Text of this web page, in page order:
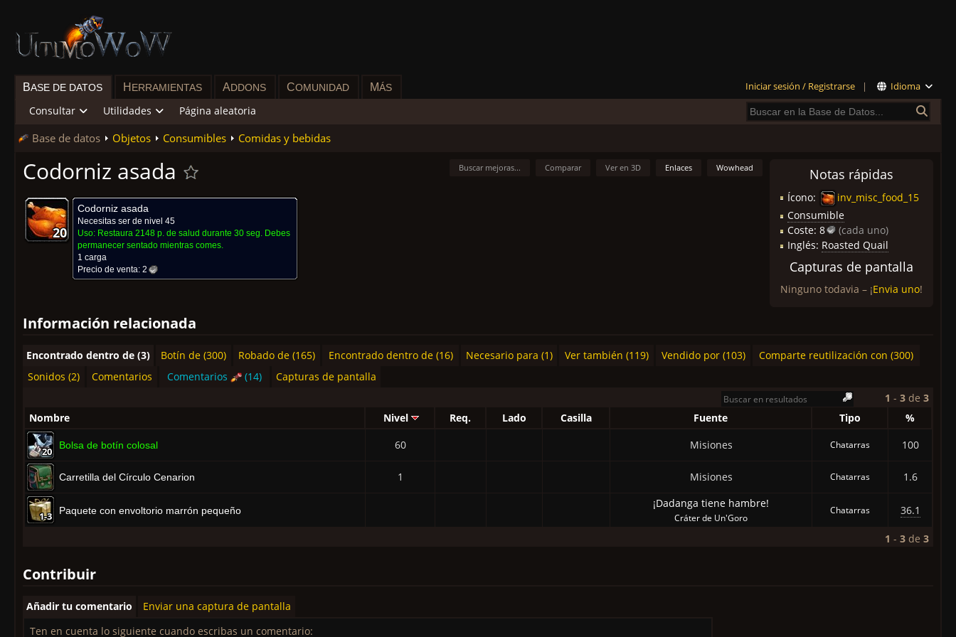
Iniciar sesión / Registrarse | Idioma
BASE DE DATOS H ERRAMIENTAS ADDONS COMUNIDAD MÁS
Consultar Utilidades Página aleatoria
Base de datos Objetos Consumibles Comidas y bebidas
Notas rápidas
Ícono:
inv_misc_food_15
Consumible
Coste: 8
(cada uno)
Inglés: Roasted Quail
Capturas de pantalla
Ninguno todavia – ¡Envia uno!
Wowhead
Enlaces
Ver en 3D
Comparar
Buscar mejoras...
Codorniz asada
20
20
20
20
20
20
20
20
20
Codorniz asada
Necesitas ser de nivel 45
Uso: Restaura 2148 p. de salud durante 30 seg. Debes
permanecer sentado mientras comes.
1 carga
Precio de venta: 2
Información relacionada
Encontrado dentro de (3) Botín de (300) Robado de (165) Encontrado dentro de (16) Necesario para (1) Ver también (119) Vendido por (103)
Comparte reutilización con (300)
Sonidos (2)
Comentarios Comentarios (14)
Capturas de pantalla
1 - 3 de 3
Nombre
Nivel Req. Lado Casilla Fuente Tipo %
20
20
20
20
20
20
20
20
20
Bolsa de botín colosal 60 Misiones Chatarras 100
Carretilla del Círculo Cenarion 1 Misiones Chatarras 1.6
1-3
1-3
1-3
1-3
1-3
1-3
1-3
1-3
1-3 Paquete con envoltorio marrón pequeño
¡Dadanga tiene hambre!
Cráter de Un'Goro
Chatarras 36.1
1 - 3 de 3
Contribuir
Añadir tu comentario
Enviar una captura de pantalla
Ten en cuenta lo siguiente cuando escribas un comentario: